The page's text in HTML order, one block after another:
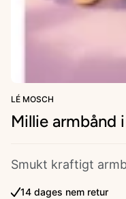
LÉ MOSCH
Millie armbånd
Smukt kraftigt
14 dages nem retur